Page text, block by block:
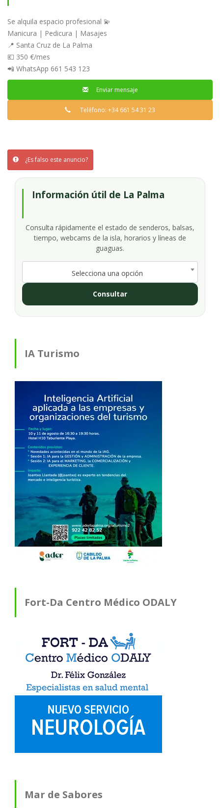
Se alquila espacio profesional 💫
Manicura | Pedicura | Masajes
📍 Santa Cruz de La Palma
💶 350 €/mes
📲 WhatsApp 661 543 123
Enviar mensaje
Teléfono: +34 661 54 31 23
¿Es falso este anuncio?
Información útil de La Palma
Consulta rápidamente el estado de senderos, balsas,
tiempo, webcams de la isla, horarios y líneas de
guaguas.
Selecciona una opción
Consultar
IA Turismo
Fort-Da Centro Médico ODALY
Mar de Sabores